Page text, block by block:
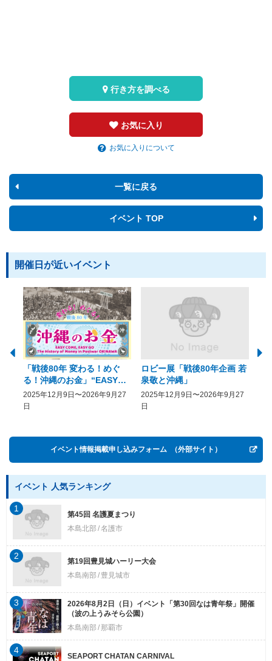
お気に入り
お気に入りについて
行き方を調べる
一覧に戻る
イベント TOP
開催日が近いイベント
「戦後80年 変わる！めぐ
る！沖縄のお金」“EASY
COME, EASY GO － The
History of Money in
2025年12月9日〜2026年9月27
日
ロビー展「戦後80年企画 若
泉敬と沖縄」
2025年12月9日〜2026年9月27
日
イベント情報掲載申し込みフォーム （外部サイト）
イベント 人気ランキング
第45回 名護夏まつり
本島北部 名護市
1
第19回豊見城ハーリー大会
本島南部
豊見城市
2
2026年8月2日（日）イベント「第30回なは青年祭」開催
（波の上うみそら公園）
本島南部
那覇市
3
SEAPORT CHATAN CARNIVAL
4